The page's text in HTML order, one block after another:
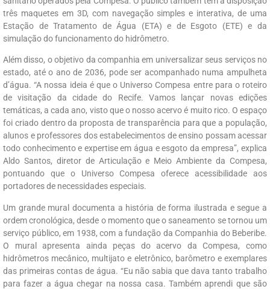
três maquetes em 3D, com navegação simples e interativa, de uma
Estação de Tratamento de Água (ETA) e de Esgoto (ETE) e da
simulação do funcionamento do hidrômetro.
Além disso, o objetivo da companhia em universalizar seus serviços no
estado, até o ano de 2036, pode ser acompanhado numa ampulheta
d’água. “A nossa ideia é que o Universo Compesa entre para o roteiro
de visitação da cidade do Recife. Vamos lançar novas edições
temáticas, a cada ano, visto que o nosso acervo é muito rico. O espaço
foi criado dentro da proposta de transparência para que a população,
alunos e professores dos estabelecimentos de ensino possam acessar
todo conhecimento e expertise em água e esgoto da empresa”, explica
Aldo Santos, diretor de Articulação e Meio Ambiente da Compesa,
pontuando que o Universo Compesa oferece acessibilidade aos
portadores de necessidades especiais.
Um grande mural documenta a história de forma ilustrada e segue a
ordem cronológica, desde o momento que o saneamento se tornou um
serviço público, em 1938, com a fundação da Companhia do Beberibe.
O mural apresenta ainda peças do acervo da Compesa, como
hidrômetros mecânico, multijato e eletrônico, barômetro e exemplares
das primeiras contas de água. “Eu não sabia que dava tanto trabalho
para fazer a água chegar na nossa casa. Também aprendi que são